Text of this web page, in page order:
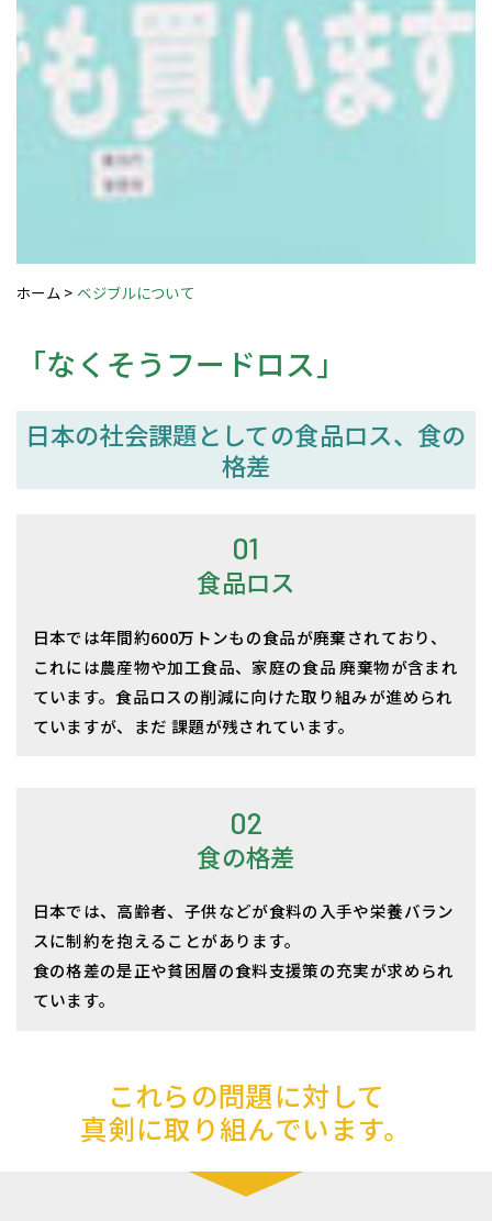
ホーム > ベジブルについて
「なくそうフードロス」
日本の社会課題としての食品ロス、食の
格差
01
食品ロス
日本では年間約600万トンもの食品が廃棄されており、
これには農産物や加工食品、家庭の食品 廃棄物が含まれ
ています。食品ロスの削減に向けた取り組みが進められ
ていますが、まだ 課題が残されています。
02
食の格差
日本では、高齢者、子供などが食料の入手や栄養バラン
スに制約を抱えることがあります。
食の格差の是正や貧困層の食料支援策の充実が求められ
ています。
これらの問題に対して
真剣に取り組んでいます。